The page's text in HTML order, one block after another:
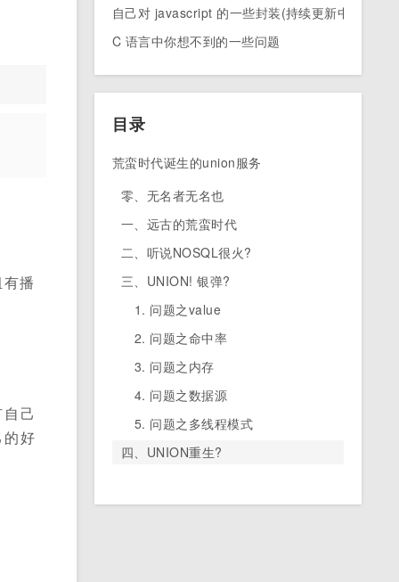
播
己
好
自己对 javascript 的一些封装(持续更新中)
C 语言中你想不到的一些问题
目录
荒蛮时代诞生的union服务
零、无名者无名也
一、远古的荒蛮时代
二、听说NOSQL很火?
三、UNION! 银弹?
1. 问题之value
2. 问题之命中率
3. 问题之内存
4. 问题之数据源
5. 问题之多线程模式
四、UNION重生?